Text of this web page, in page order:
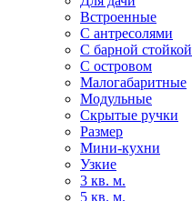
Встроенные
С антресолями
С барной стойкой
С островом
Малогабаритные
Модульные
Скрытые ручки
Размер
Мини-кухни
Узкие
3 кв. м.
5 кв. м.